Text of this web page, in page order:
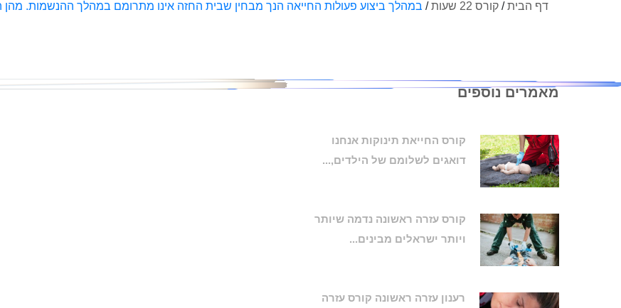
דף הבית/ קורס 22 שעות / במהלך ביצוע פעולות החייאה הנך מבחין שבית החזה אינו מתרומם במהלך ההנשמות. מהן
מאמרים נוספים
קורס החייאת תינוקות אנחנו
דואגים לשלומם של הילדים,...
קורס עזרה ראשונה נדמה שיותר
ויותר ישראלים מבינים...
רענון עזרה ראשונה קורס עזרה